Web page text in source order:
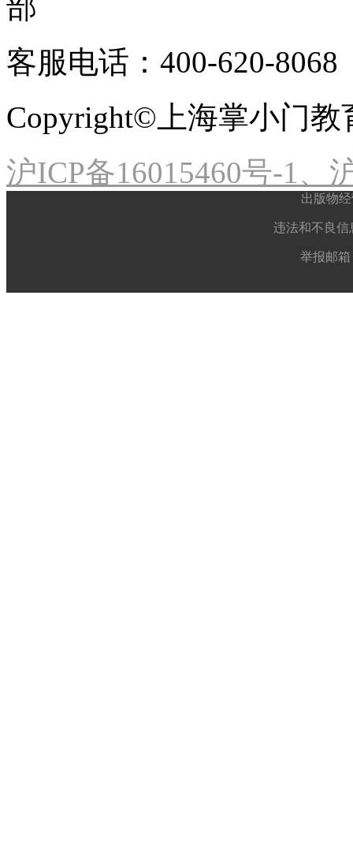
客服电话：400-620-8068
Copyright©上海掌小门教
沪ICP备16015460号-1、
出版物
违法和不良信
举报邮箱